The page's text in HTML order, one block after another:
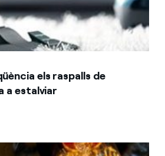
els raspalls de
a estalviar